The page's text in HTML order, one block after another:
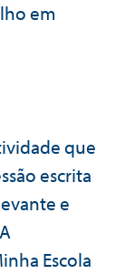
em
que
escrita
e
Escola